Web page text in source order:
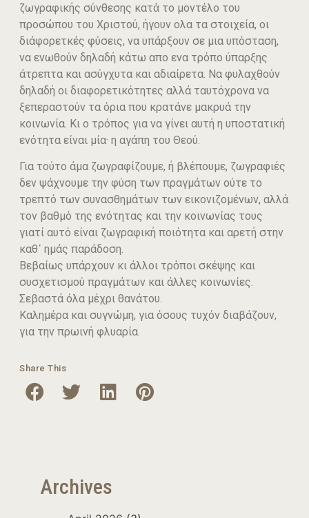
ζωγραφικής σύνθεσης κατἀ το μοντέλο του
προσώπου του Χριστού, ήγουν ολα τα στοιχεία, οι
διάφορετκές φύσεις, να υπάρξουν σε μια υπόσταση,
να ενωθούν δηλαδή κάτω απο ενα τρόπο ύπαρξης
άτρεπτα και ασύγχυτα και αδιαίρετα. Να φυλαχθούν
δηλαδή οι διαφορετικότητες αλλά ταυτόχρονα να
ξεπεραστούν τα όρια που κρατάνε μακρυά την
κοινωνία. Κι ο τρόπος για να γίνει αυτή η υποστατική
ενότητα είναι μία· η αγάπη του Θεού.
Για τούτο άμα ζωγραφίζουμε, ή βλέπουμε, ζωγραφιές
δεν ψάχνουμε την φύση των πραγμάτων ούτε το
τρεπτό των συνασθημάτων των εικονιζομένων, αλλά
τον βαθμό της ενότητας και την κοινωνίας τους
γιατί αυτό είναι ζωγραφική ποιότητα και αρετή στην
καθ᾽ ημάς παράδοση.
Βεβαίως υπάρχουν κι άλλοι τρὀποι σκέψης και
συσχετισμού πραγμάτων και άλλες κοινωνίες.
Σεβαστά όλα μέχρι θανάτου.
Καλημέρα και συγνώμη, για όσους τυχόν διαβάζουν,
για την πρωινή φλυαρία.
Share This
Archives